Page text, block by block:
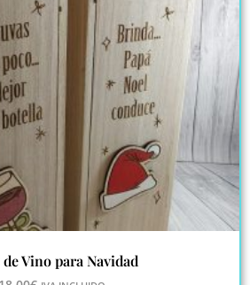
de Vino para Navidad